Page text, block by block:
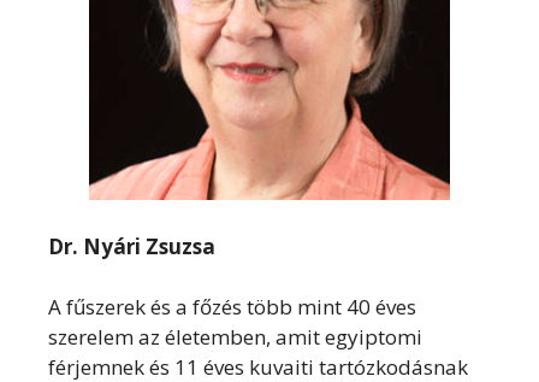
Dr. Nyári Zsuzsa
A fűszerek és a főzés több mint 40 éves
szerelem az életemben, amit egyiptomi
férjemnek és 11 éves kuvaiti tartózkodásnak